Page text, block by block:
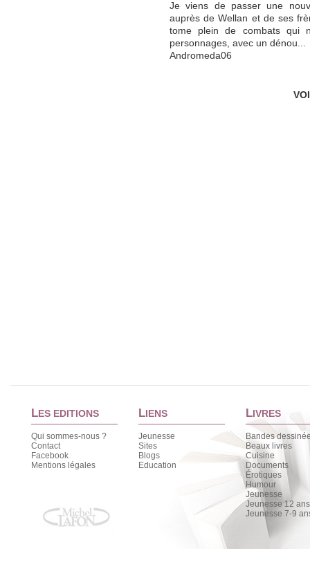
Je viens de passer une
auprès de Wellan et de ses
tome plein de combats qui
personnages, avec un dénou...
Andromeda06
LES EDITIONS
Qui sommes-nous ?
Contact
Facebook
Mentions légales
LIENS
Jeunesse
Sites
Blogs
Education
LIVRES
Bandes
Beaux livres
Cuisine
Documents
Érotiques
Humour
Jeunesse
Jeunesse 12
Jeunesse 7-9